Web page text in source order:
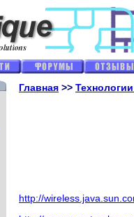
Главная >>
http://